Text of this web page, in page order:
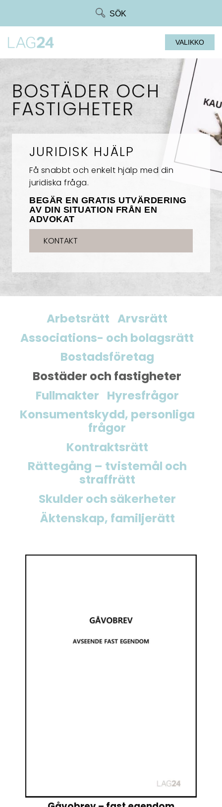
SÖK
VALIKKO
BOSTÄDER OCH
FASTIGHETER
JURIDISK HJÄLP
Få snabbt och enkelt hjälp med din
juridiska fråga.
BEGÄR EN GRATIS UTVÄRDERING
AV DIN SITUATION FRÅN EN
ADVOKAT
KONTAKT
Arbetsrätt Arvsrätt
Associations- och bolagsrätt
Bostadsföretag
Bostäder och fastigheter
Fullmakter Hyresfrågor
Konsumentskydd, personliga
frågor
Kontraktsrätt
Rättegång – tvistemål och
straffrätt
Skulder och säkerheter
Äktenskap, familjerätt